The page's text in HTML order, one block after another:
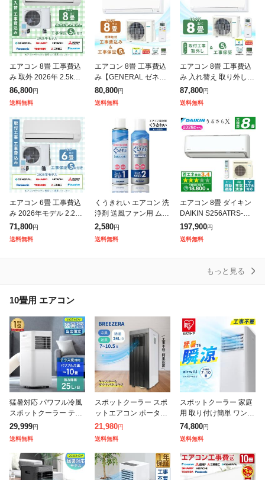
エアコン 8畳 工事費込
み 取外 2026年 2.5kW
(100V・15A) 工事保証
5年 新品 国内メーカー
送料込 工事込
86,800円
送料無料
エアコン 8畳 工事費込
み【GENERAL ゼネラ
ル】2026年モデル ノク
リア AHシリーズ <AS-
AH256T> 2.5k
80,800円
送料無料
エアコン 8畳 工事費込
み 入れ替え 取り外し
【GENERAL ゼネラ
ル】2026年モデル ノク
リア AHシリーズ <AS-
AH
87,800円
送料無料
エアコン 6畳 工事費込
み 2026年モデル 2.2kW
(100V/15A) 工事保証5
年 新品 国内メーカー
送料込 節電
71,800円
送料無料
くうきれい エアコン 洗
浄剤 送風ファン用 ムー
ス&リンス 洗浄廃液回
収袋付き クーラー 6〜8
畳用 掃除 スプレー グ
2,580円
送料無料
エアコン 8畳 ダイキン
DAIKIN S256ATRS-W 2
026年 ホワイト うるる
とさらら うるさらX RX
シリーズ
197,900円
送料無料
もっと見る
10畳用 エアコン
猛暑対応 パワフル冷風
スポットクーラー テラ
ス窓パネル付 [2.3kW・
25L/日] スポットエアコ
ン ノンドレン 家庭用
冷
29,999円
送料無料
スポットクーラー スポ
ットエアコン ポータブ
ルクーラー 【15〜31°
Cの温度調整】 ノンド
レン 小型 移動式クーラ
ー 業務用
21,980円
送料無料
スポットクーラー 家庭
用 取り付け簡単 ワンタ
ッチ式 窓パネル付き ス
ポットエアコン アイリ
スオーヤマ ポータブル
クーラー 7〜
74,800円
送料無料